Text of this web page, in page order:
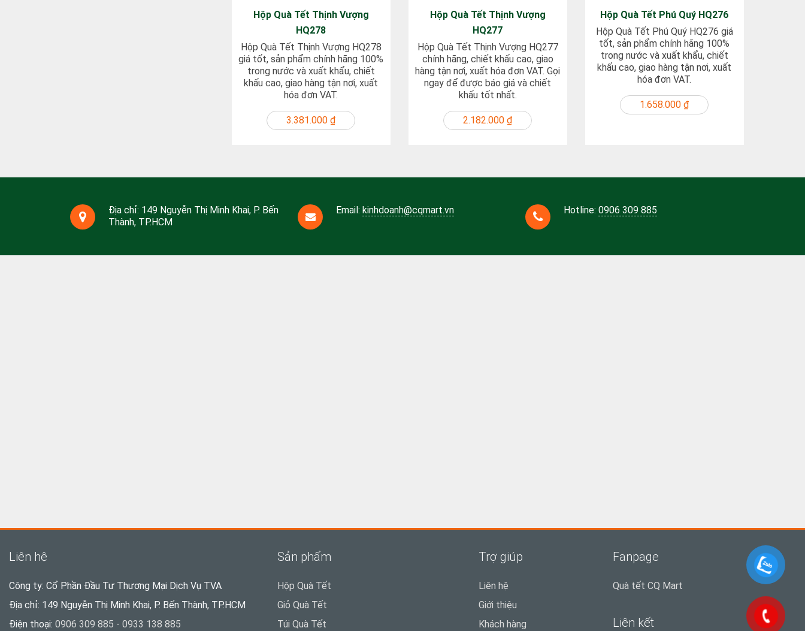
Hộp Quà Tết Thịnh Vượng
HQ278
Hộp Quà Tết Thịnh Vượng HQ278
giá tốt, sản phẩm chính hãng 100%
trong nước và xuất khẩu, chiết
khấu cao, giao hàng tận nơi, xuất
hóa đơn VAT.
3.381.000 ₫
Hộp Quà Tết Thịnh Vượng
HQ277
Hộp Quà Tết Thịnh Vượng HQ277
chính hãng, chiết khấu cao, giao
hàng tận nơi, xuất hóa đơn VAT. Gọi
ngay để được báo giá và chiết
khấu tốt nhất.
2.182.000 ₫
Hộp Quà Tết Phú Quý HQ276
Hộp Quà Tết Phú Quý HQ276 giá
tốt, sản phẩm chính hãng 100%
trong nước và xuất khẩu, chiết
khấu cao, giao hàng tận nơi, xuất
hóa đơn VAT.
1.658.000 ₫
Địa chỉ: 149 Nguyễn Thị Minh Khai, P. Bến
Thành, TP.HCM
Email: kinhdoanh@cqmart.vn Hotline: 0906 309 885
Liên hệ
Công ty: Cổ Phần Đầu Tư Thương Mại Dịch Vụ TVA
Địa chỉ: 149 Nguyễn Thị Minh Khai, P. Bến Thành, TP.HCM
Điện thoại: 0906 309 885 - 0933 138 885
Sản phẩm
Hộp Quà Tết
Giỏ Quà Tết
Túi Quà Tết
Trợ giúp
Liên hệ
Giới thiệu
Khách hàng
Fanpage
Quà tết CQ Mart
Liên kết